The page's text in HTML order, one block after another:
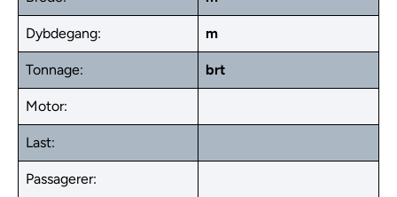
Dybdegang: m
Tonnage: brt
Motor:
Last:
Passagerer: